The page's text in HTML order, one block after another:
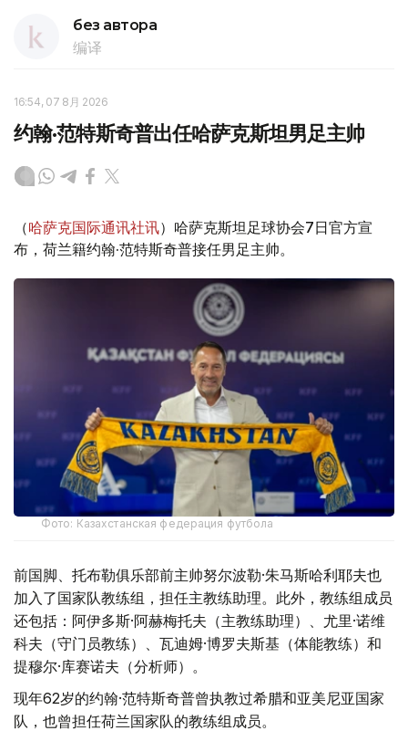
без автора
编译
16:54, 07 8月 2026
约翰·范特斯奇普出任哈萨克斯坦男足主帅
（哈萨克国际通讯社讯）哈萨克斯坦足球协会7日官方宣
布，荷兰籍约翰·范特斯奇普接任男足主帅。
Фото: Казахстанская федерация футбола
前国脚、托布勒俱乐部前主帅努尔波勒·朱马斯哈利耶夫也
加入了国家队教练组，担任主教练助理。此外，教练组成员
还包括：阿伊多斯·阿赫梅托夫（主教练助理）、尤里·诺维
科夫（守门员教练）、瓦迪姆·博罗夫斯基（体能教练）和
提穆尔·库赛诺夫（分析师）。
现年62岁的约翰·范特斯奇普曾执教过希腊和亚美尼亚国家
队，也曾担任荷兰国家队的教练组成员。